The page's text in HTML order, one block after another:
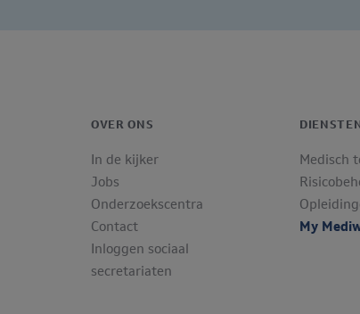
OVER ONS
In de kijker
Jobs
Onderzoekscentra
Contact
Inloggen sociaal
secretariaten
Medisch
My